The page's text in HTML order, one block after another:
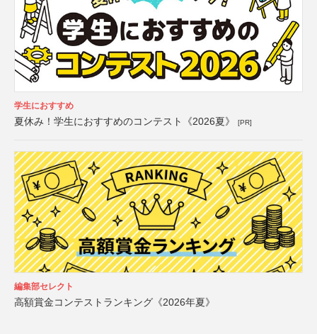
学生におすすめ
夏休み！学生におすすめのコンテスト《2026夏》 [PR]
編集部セレクト
高額賞金コンテストランキング《2026年夏》